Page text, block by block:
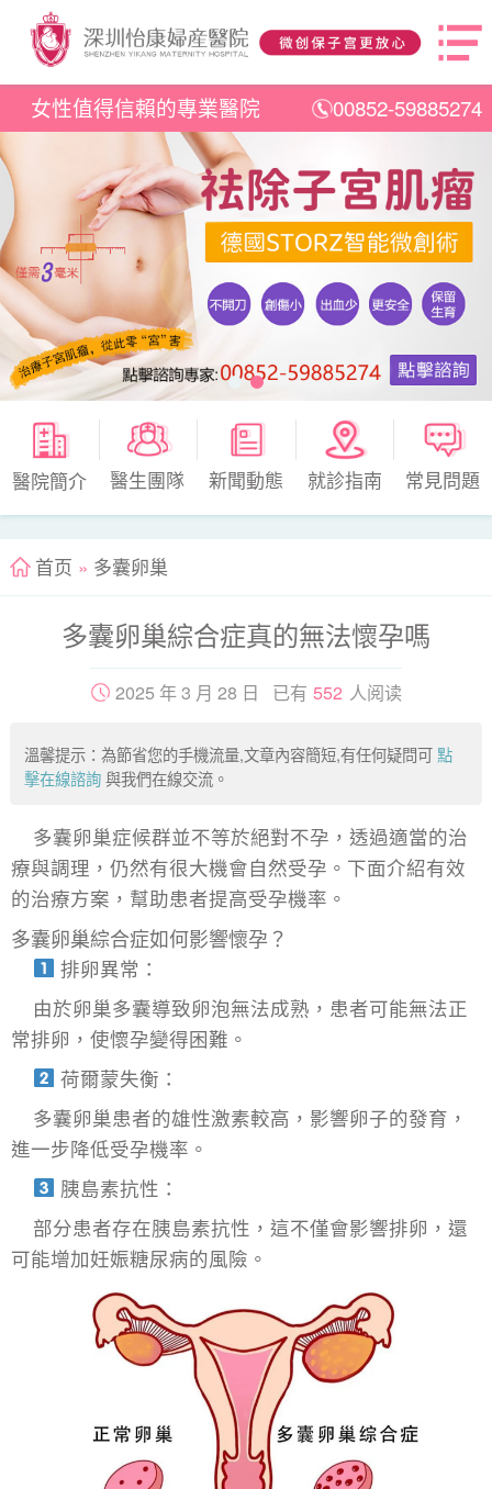
女性值得信賴的專業醫院 00852-59885274
醫院簡介 醫生團隊 新聞動態 就診指南 常見問題
首页 » 多囊卵巢
多囊卵巢綜合症真的無法懷孕嗎
2025 年 3 月 28 日 已有 552 人阅读
溫馨提示：為節省您的手機流量,文章內容簡短,有任何疑問可點
擊在線諮詢 與我們在線交流。
多囊卵巢症候群並不等於絕對不孕，透過適當的治
療與調理，仍然有很大機會自然受孕。下面介紹有效
的治療方案，幫助患者提高受孕機率。
多囊卵巢綜合症如何影響懷孕？
排卵異常：
由於卵巢多囊導致卵泡無法成熟，患者可能無法正
常排卵，使懷孕變得困難。
荷爾蒙失衡：
多囊卵巢患者的雄性激素較高，影響卵子的發育，
進一步降低受孕機率。
胰島素抗性：
部分患者存在胰島素抗性，這不僅會影響排卵，還
可能增加妊娠糖尿病的風險。